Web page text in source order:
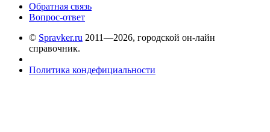
Обратная связь
Вопрос-ответ
© Spravker.ru 2011—2026, городской он-лайн
справочник.
Политика кондефициальности